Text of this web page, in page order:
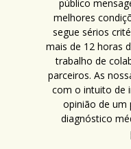
público
melhores
segue sérios
mais de 12 horas
trabalho de
parceiros. As
com o intuito de
opinião de um
diagnóstico